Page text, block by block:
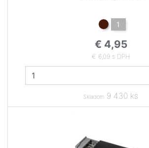
1
€ 4,95
€ 6,09 s DPH
Skladom 9 430 ks